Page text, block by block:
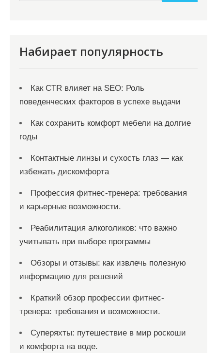
Набирает популярность
Как CTR влияет на SEO: Роль
поведенческих факторов в успехе выдачи
Как сохранить комфорт мебели на долгие
годы
Контактные линзы и сухость глаз — как
избежать дискомфорта
Профессия фитнес-тренера: требования
и карьерные возможности.
Реабилитация алкоголиков: что важно
учитывать при выборе программы
Обзоры и отзывы: как извлечь полезную
информацию для решений
Краткий обзор профессии фитнес-
тренера: требования и возможности.
Суперяхты: путешествие в мир роскоши
и комфорта на воде.